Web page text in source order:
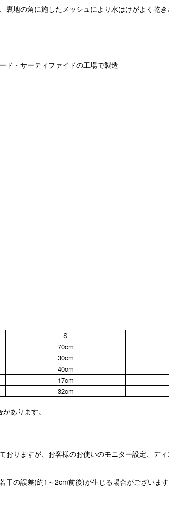
地の角に施したメッシュにより水はけがよく乾
ド・サーティファイドの工場で製造
S
70cm
30cm
40cm
17cm
32cm
あります。
りますが、お客様のお使いのモニター設定、デ
の誤差(約1～2cm前後)が生じる場合がございます